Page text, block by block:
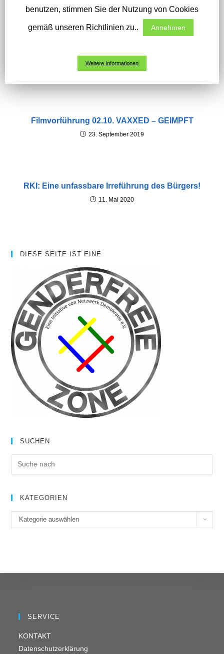
DAS KÖNNTE DIR AUCH GEFALLEN
Ritueller Missbrauch? Alles nur Verschwörung?
Doku: Höllenleben Teil 2
Filmvorführung 02.10. VAXXED – GEIMPFT
23. September 2019
RKI: Eine unfassbare Irreführung des Bürgers!
11. Mai 2020
DIESE SEITE IST EINE
SUCHEN
KATEGORIEN
a
o
Kategorie auswählen
SERVICE
KONTAKT
Datenschutzerklärung
benutzen, stimmen Sie der Nutzung von Cookies
gemäß unseren Richtlinien zu.. Annehmen
Weitere Informationen